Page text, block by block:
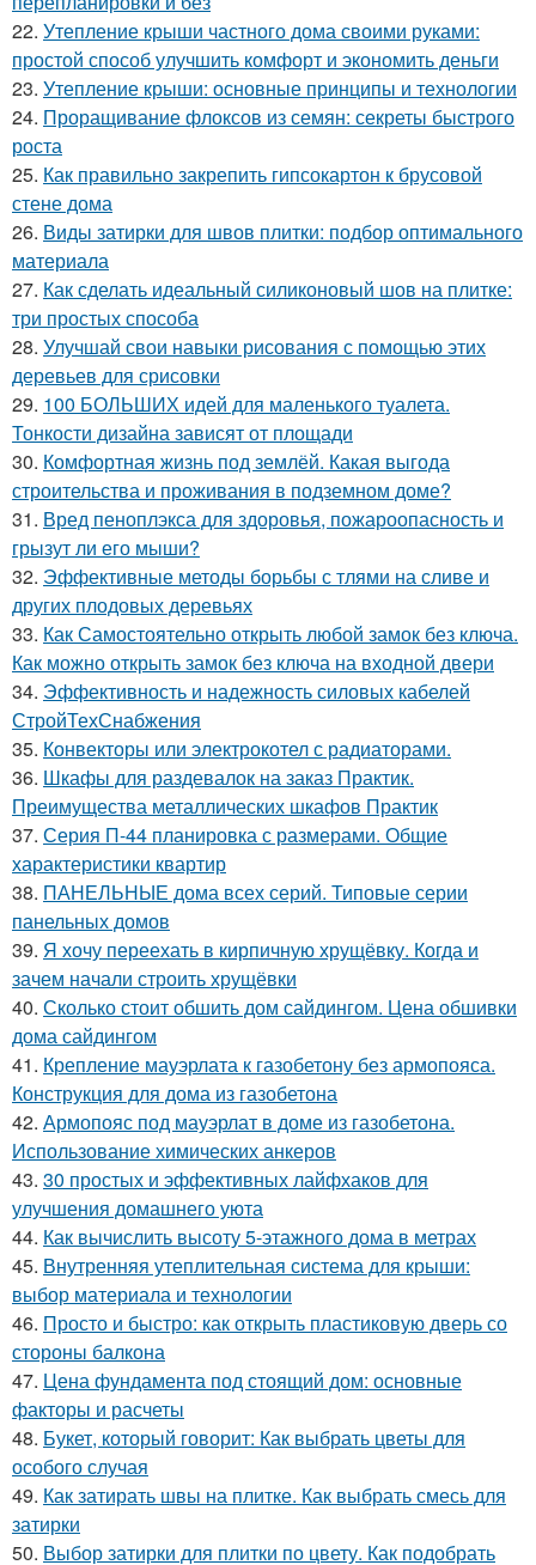
22. Утепление крыши частного дома своими руками:
простой способ улучшить комфорт и экономить деньги
23. Утепление крыши: основные принципы и технологии
24. Проращивание флоксов из семян: секреты быстрого
роста
25. Как правильно закрепить гипсокартон к брусовой
стене дома
26. Виды затирки для швов плитки: подбор оптимального
материала
27. Как сделать идеальный силиконовый шов на плитке:
три простых способа
28. Улучшай свои навыки рисования с помощью этих
деревьев для срисовки
29. 100 БОЛЬШИХ идей для маленького туалета.
Тонкости дизайна зависят от площади
30. Комфортная жизнь под землёй. Какая выгода
строительства и проживания в подземном доме?
31. Вред пеноплэкса для здоровья, пожароопасность и
грызут ли его мыши?
32. Эффективные методы борьбы с тлями на сливе и
других плодовых деревьях
33. Как Самостоятельно открыть любой замок без ключа.
Как можно открыть замок без ключа на входной двери
34. Эффективность и надежность силовых кабелей
СтройТехСнабжения
35. Конвекторы или электрокотел с радиаторами.
36. Шкафы для раздевалок на заказ Практик.
Преимущества металлических шкафов Практик
37. Серия П-44 планировка с размерами. Общие
характеристики квартир
38. ПАНЕЛЬНЫЕ дома всех серий. Типовые серии
панельных домов
39. Я хочу переехать в кирпичную хрущёвку. Когда и
зачем начали строить хрущёвки
40. Сколько стоит обшить дом сайдингом. Цена обшивки
дома сайдингом
41. Крепление мауэрлата к газобетону без армопояса.
Конструкция для дома из газобетона
42. Армопояс под мауэрлат в доме из газобетона.
Использование химических анкеров
43. 30 простых и эффективных лайфхаков для
улучшения домашнего уюта
44. Как вычислить высоту 5-этажного дома в метрах
45. Внутренняя утеплительная система для крыши:
выбор материала и технологии
46. Просто и быстро: как открыть пластиковую дверь со
стороны балкона
47. Цена фундамента под стоящий дом: основные
факторы и расчеты
48. Букет, который говорит: Как выбрать цветы для
особого случая
49. Как затирать швы на плитке. Как выбрать смесь для
затирки
50. Выбор затирки для плитки по цвету. Как подобрать